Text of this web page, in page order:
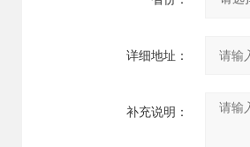
详细地址：
补充说明：